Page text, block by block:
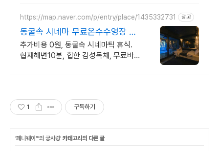
https://map.naver.com/p/entry/place/1435332731 광고
동굴속 시네마 무료온수수영장 독
특하고 아늑한 나만의아지트
추가비용 0원, 동굴속 시네마틱 휴식.
협재해변10분, 힙한 감성독채, 무료바
1 구독하기
'페니웨이™의 궁시렁' 카테고리의 다른 글